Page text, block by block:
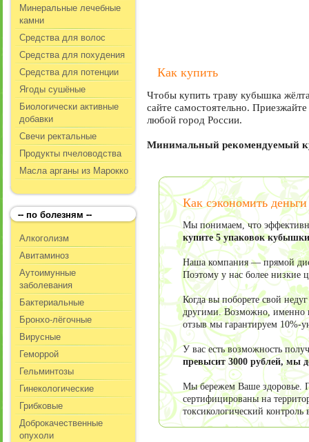
Минеральные лечебные
камни
Средства для волос
Средства для похудения
Средства для потенции
Ягоды сушёные
Биологически активные
добавки
Свечи ректальные
Продукты пчеловодства
Масла арганы из Марокко
-- по болезням --
Алкоголизм
Авитаминоз
Аутоимунные
заболевания
Бактериальные
Бронхо-лёгочные
Вирусные
Геморрой
Гельминтозы
Гинекологические
Грибковые
Доброкачественные
опухоли
Как купить
Чтобы купить траву кубышка
сайте самостоятельно.
любой город России.
Минимальный рекомендуемый
Как сэкономить
Мы понимаем, что
купите 5 упаковок
Наша компания — прямой
Поэтому у нас более низкие
Когда вы поборете свой
другими. Возможно, именно
отзыв мы гарантируем 10%-
У вас есть возможность
превысит 3000 рублей, мы
Мы бережем Ваше здоровье.
сертифицированы на
токсикологический контроль